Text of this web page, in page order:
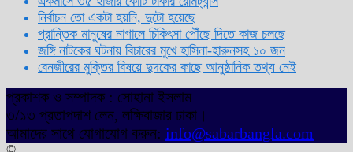
নির্বাচন তো একটা হয়নি, দুটো হয়েছে
প্রান্তিক মানুষের নাগালে চিকিৎসা পৌঁছে দিতে কাজ চলছে
জঙ্গি নাটকের ঘটনায় বিচারের মুখে হাসিনা-হারুনসহ ১০ জন
বেনজীরের মুক্তির বিষয়ে দুদকের কাছে আনুষ্ঠানিক তথ্য নেই
প্রকাশক ও সম্পাদক : সোহানা ইসলাম
৩/১৩ প্রতাপদাশ লেন, লক্ষিবাজার ঢাকা।
আমাদের সাথে যোগাযোগ করুন: info@sabarbangla.com
©